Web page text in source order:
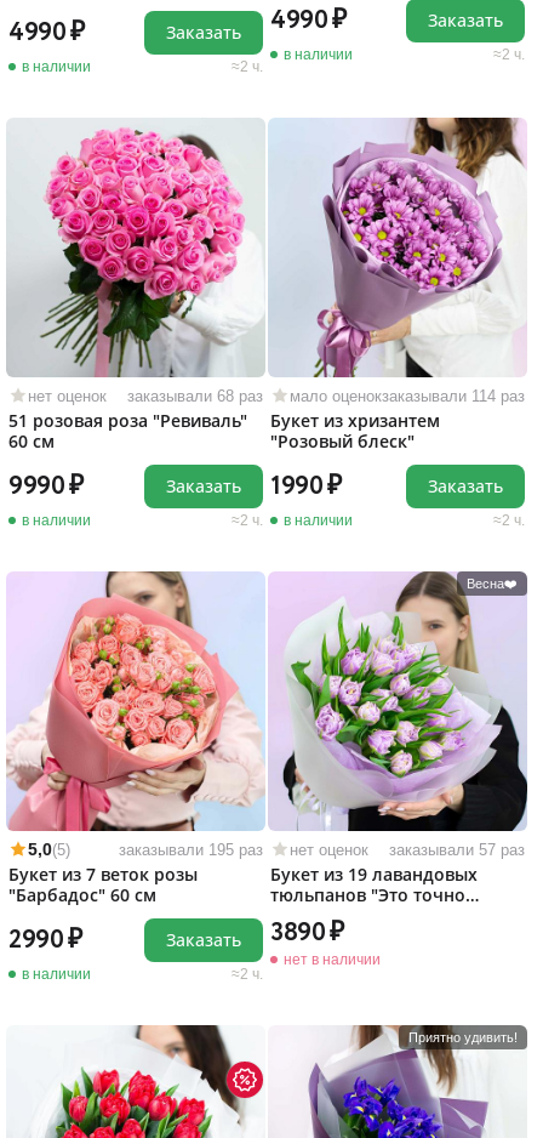
4990
в наличии 2 ч.
Заказать 4990
в наличии 2 ч.
Заказать
нет оценок заказывали 68 раз
51 розовая роза "Ревиваль"
60 см
9990
в наличии 2 ч.
Заказать
мало оценокзаказывали 114 раз
Букет из хризантем
"Розовый блеск"
1990
в наличии 2 ч.
Заказать
5,0(5) заказывали 195 раз
Букет из 7 веток розы
"Барбадос" 60 см
2990
в наличии 2 ч.
Заказать
Весна❤️
нет оценок заказывали 57 раз
Букет из 19 лавандовых
тюльпанов "Это точно
любовь!"
3890
нет в наличии
Приятно удивить!